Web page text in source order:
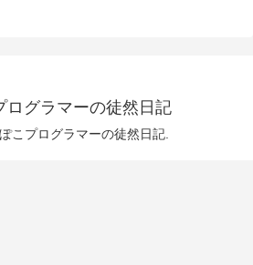
ログラマーの徒然日記
こプログラマーの徒然日記.